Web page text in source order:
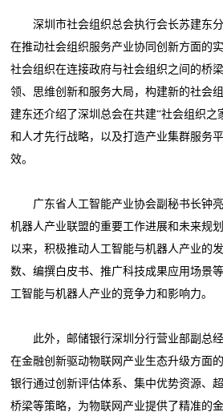
深圳市社会组织总会执行会长苏建东分
在推动社会组织服务产业协同创新方面的
社会组织在连接政府与社会组织之间的桥
领、思维创新和服务大局，构建新的社会
建东还介绍了深圳总会在共建“社会组织之
和人才先行战略，以及打造产业集群服务
效。
广东省人工智能产业协会副秘书长钟亮
机器人产业联盟的重要工作进展和未来规
以来，积极推动人工智能与机器人产业的
数、编撰白皮书、推广科技成果应用场景
工智能与机器人产业的竞争力和影响力。
此外，邮储银行深圳分行营业部副总经
在金融创新驱动物联网产业生态升级方面
银行通过创新评估体系、集中优势资源、
桥梁等策略，为物联网产业提供了精准的